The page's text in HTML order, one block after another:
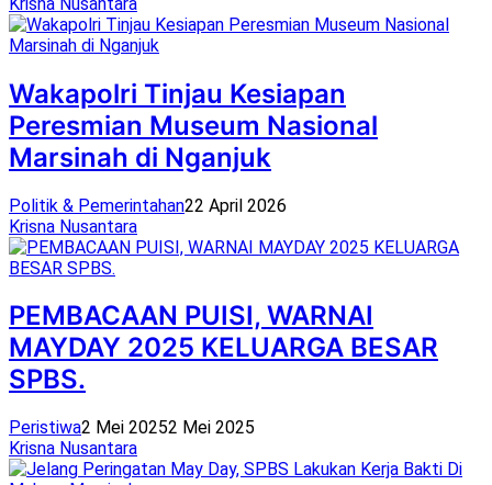
Wakapolri Tinjau Kesiapan
Peresmian Museum Nasional
Marsinah di Nganjuk
Politik & Pemerintahan22 April 2026
Krisna Nusantara
PEMBACAAN PUISI, WARNAI
MAYDAY 2025 KELUARGA BESAR
SPBS.
Peristiwa2 Mei 20252 Mei 2025
Krisna Nusantara